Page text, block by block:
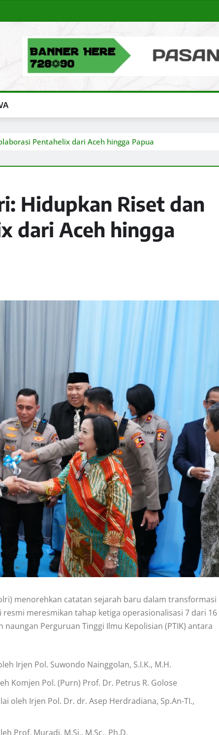
Pentahelix dari Aceh hingga Papua
Hidupkan Riset dan
dari Aceh hingga
menorehkan catatan sejarah baru dalam transformasi
meresmikan tahap ketiga operasionalisasi 7 dari 16
Perguruan Tinggi Ilmu Kepolisian (PTIK) antara
Irjen Pol. Suwondo Nainggolan, S.I.K., M.H.
Komjen Pol. (Purn) Prof. Dr. Petrus R. Golose
oleh Irjen Pol. Dr. dr. Asep Herdradiana, Sp.An-TI.,
Prof. Muradi, M.Si., M.Sc., Ph.D.